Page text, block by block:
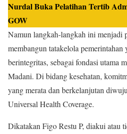
Nurdal Buka Pelatihan Tertib
GOW
Namun langkah-langkah ini menjadi
membangun tatakelola
berintegritas, sebagai fondasi utama
Madani. Di bidang kesehatan,
yang merata dan berkelanjutan
Universal Health Coverage.
Dikatakan Figo Restu P, diakui atau